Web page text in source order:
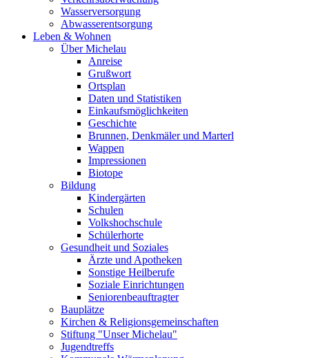
Wasserversorgung
Abwasserentsorgung
Leben & Wohnen
Über Michelau
Anreise
Grußwort
Ortsplan
Daten und Statistiken
Einkaufsmöglichkeiten
Geschichte
Brunnen, Denkmäler und Marterl
Wappen
Impressionen
Biotope
Bildung
Kindergärten
Schulen
Volkshochschule
Schülerhorte
Gesundheit und Soziales
Ärzte und Apotheken
Sonstige Heilberufe
Soziale Einrichtungen
Seniorenbeauftragter
Bauplätze
Kirchen & Religionsgemeinschaften
Stiftung "Unser Michelau"
Jugendtreffs